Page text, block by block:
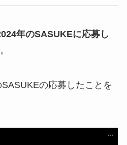
年のSASUKEに応募し
の応募したことを